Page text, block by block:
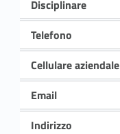
Disciplinare
Telefono
Cellulare aziendale
Email
Indirizzo